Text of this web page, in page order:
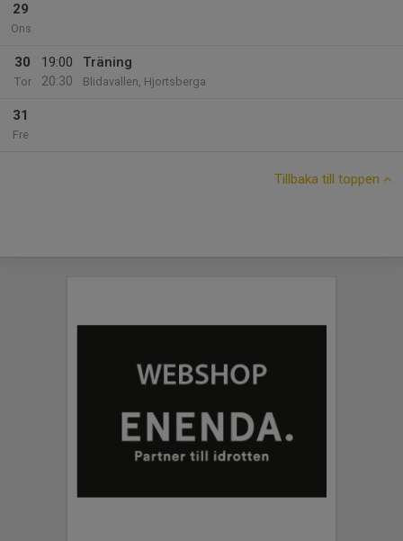
29
Ons
30
Tor
19:00
20:30
Träning
Blidavallen, Hjortsberga
31
Fre
Tillbaka till toppen